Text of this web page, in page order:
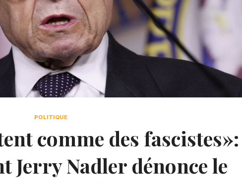
POLITIQUE
comme des fascistes»:
Jerry Nadler dénonce le